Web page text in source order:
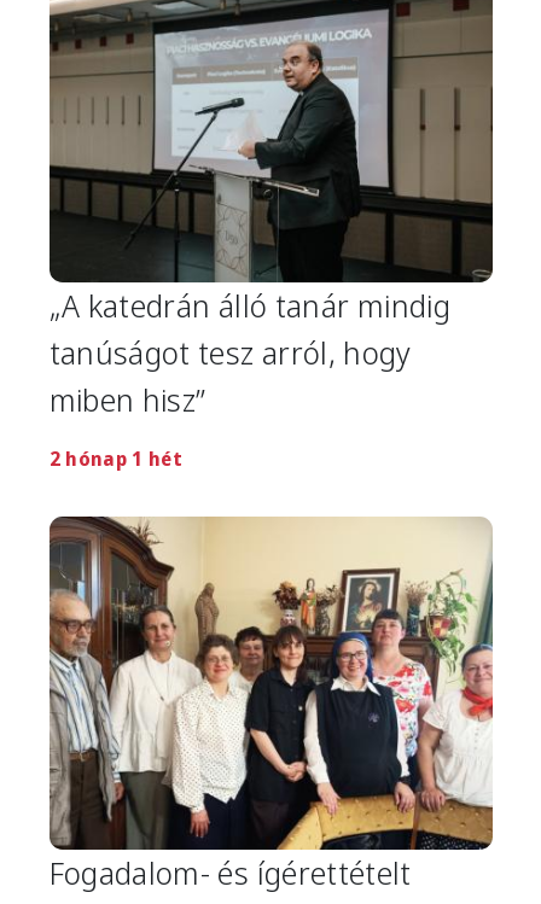
„A katedrán álló tanár mindig
tanúságot tesz arról, hogy
miben hisz”
2 hónap 1 hét
Image
Fogadalom- és ígérettételt